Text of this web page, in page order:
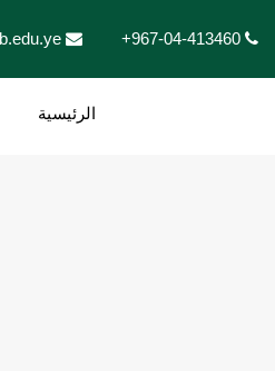
+967-04-413460
الرئيسية